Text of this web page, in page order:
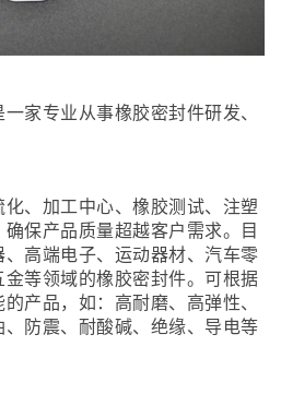
家专业从事橡胶密封件研发、
、加工中心、橡胶测试、注塑
保产品质量超越客户需求。目
高端电子、运动器材、汽车零
等领域的橡胶密封件。可根据
产品，如：高耐磨、高弹性、
防震、耐酸碱、绝缘、导电等